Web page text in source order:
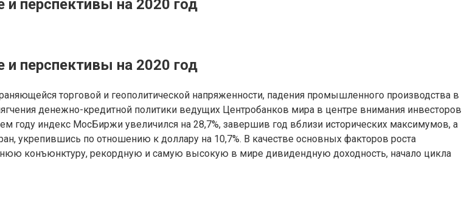
перспективы на 2020 год
перспективы на 2020 год
торговой и геополитической напряженности, падения промышленного производства в
денежно-кредитной политики ведущих Центробанков мира в центре внимания инвесторов
году индекс МосБиржи увеличился на 28,7%, завершив год вблизи исторических максимумов, а
укрепившись по отношению к доллару на 10,7%. В качестве основных факторов роста
конъюнктуру, рекордную и самую высокую в мире дивидендную доходность, начало цикла